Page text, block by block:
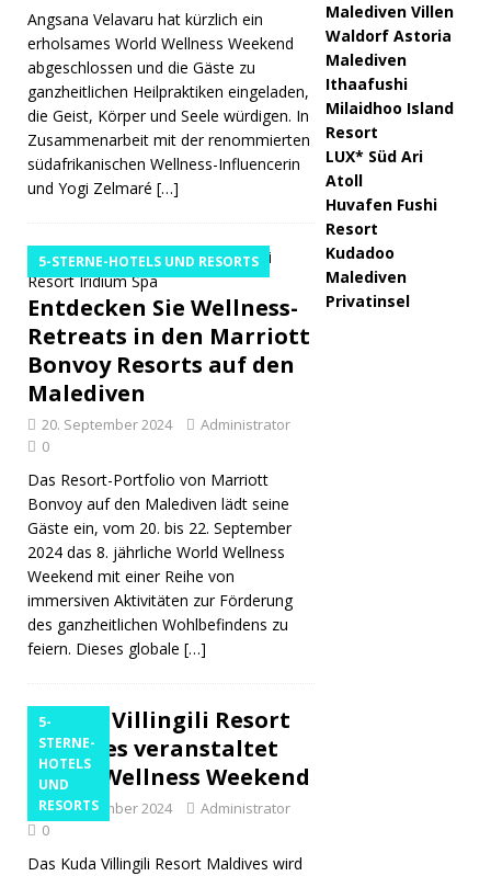
Angsana Velavaru hat kürzlich ein
erholsames World Wellness Weekend
abgeschlossen und die Gäste zu
ganzheitlichen Heilpraktiken eingeladen,
die Geist, Körper und Seele würdigen. In
Zusammenarbeit mit der renommierten
südafrikanischen Wellness-Influencerin
und Yogi Zelmaré […]
5-STERNE-HOTELS UND RESORTS
Entdecken Sie Wellness-
Retreats in den Marriott
Bonvoy Resorts auf den
Malediven
20. September 2024
Administrator
0
Das Resort-Portfolio von Marriott
Bonvoy auf den Malediven lädt seine
Gäste ein, vom 20. bis 22. September
2024 das 8. jährliche World Wellness
Weekend mit einer Reihe von
immersiven Aktivitäten zur Förderung
des ganzheitlichen Wohlbefindens zu
feiern. Dieses globale […]
5-
STERNE-
HOTELS
UND
RESORTS
Kuda Villingili Resort
Maldives veranstaltet
World Wellness Weekend
15. September 2024
Administrator
0
Das Kuda Villingili Resort Maldives wird
Malediven Villen
Waldorf Astoria
Malediven
Ithaafushi
Milaidhoo Island
Resort
LUX* Süd Ari
Atoll
Huvafen Fushi
Resort
Kudadoo
Malediven
Privatinsel